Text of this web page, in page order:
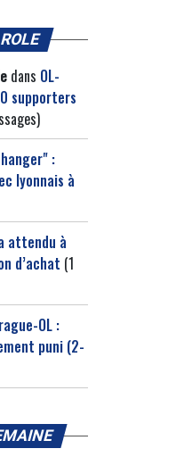
dans OL-
supporters
:
lyonnais à
attendu à
d’achat (1
OL :
puni (2-